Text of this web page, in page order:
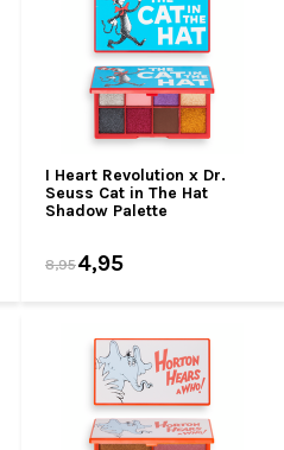
I Heart Revolution x Dr.
Seuss Cat in The Hat
Shadow Palette
8,954,95